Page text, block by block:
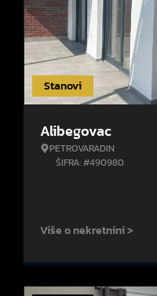
Stanovi
Alibegovac
PETROVARADIN
ŠIFRA: #490980
Više o nekretnini >